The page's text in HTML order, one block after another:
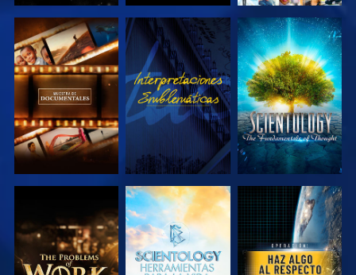
EXPLORA LAS
SERIES
VE
EXPLORA LAS
SERIES
EXPLORA LAS
SERIES
EXPLORA LAS
SERIES
VE